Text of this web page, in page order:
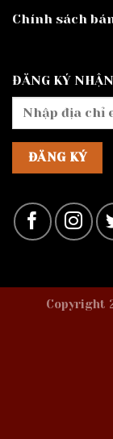
Chính sách
ĐĂNG KÝ
Copyright